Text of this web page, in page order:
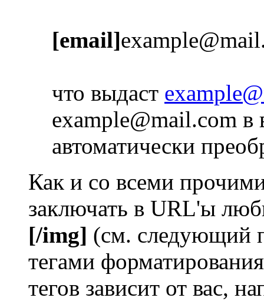
[email]
что выдаст
example@mail.com
автоматически
Как и со всеми
заключать в URL'ы
[/img] (см. следующий
тегами
тегов зависит от вас,